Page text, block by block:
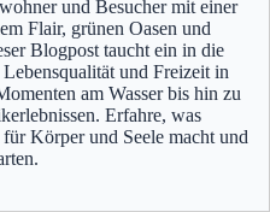
und Besucher mit einer
Flair, grünen Oasen und
Blogpost taucht ein in die
und Freizeit in
am Wasser bis hin zu
Erfahre, was
Körper und Seele macht und